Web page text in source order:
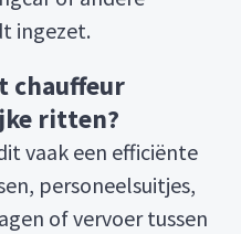
ingezet.
chauffeur
ritten?
vaak een efficiënte
personeelsuitjes,
of vervoer tussen